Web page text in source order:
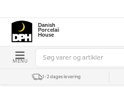
Danish
Porcelain
House
MENU
1-2 dages levering